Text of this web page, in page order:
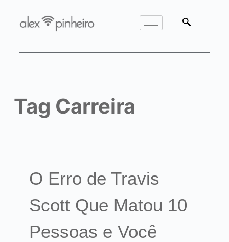
Tag Carreira
O Erro de Travis
Scott Que Matou 10
Pessoas e Você